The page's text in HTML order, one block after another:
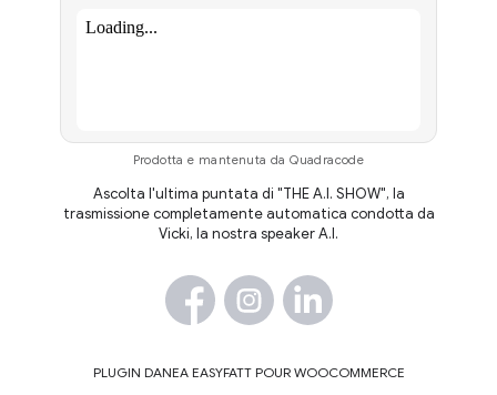
Prodotta e mantenuta da Quadracode
Ascolta l'ultima puntata di "THE A.I. SHOW", la
trasmissione completamente automatica condotta da
Vicki, la nostra speaker A.I.
PLUGIN DANEA EASYFATT POUR WOOCOMMERCE